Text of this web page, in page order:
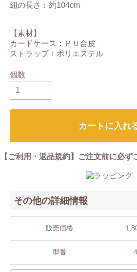
紐の長さ：約104cm
【素材】
カードケース：ＰＵ合皮
ストラップ：ポリエステル
個数
カートに入れ
【ご利用・返品規約】ご注文前に必ず
その他の詳細情報
販売価格
型番